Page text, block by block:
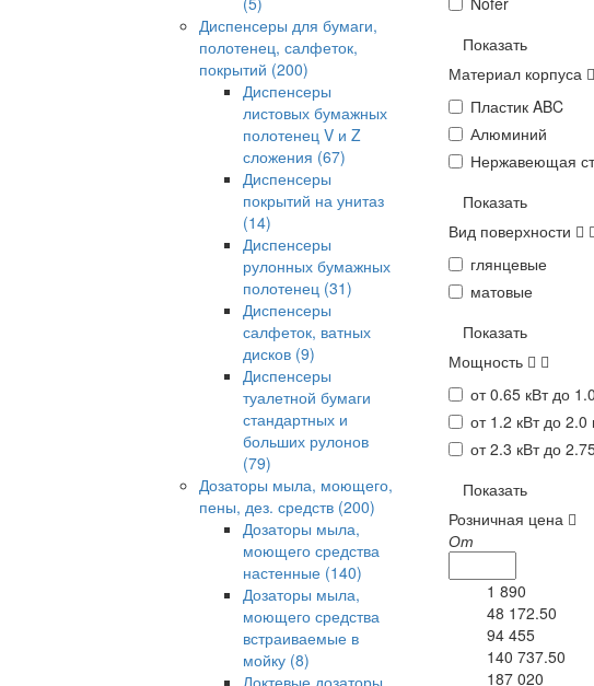
Диспенсеры для бумаги,
полотенец, салфеток,
покрытий (200)
Диспенсеры
листовых бумажных
полотенец V и Z
сложения (67)
Диспенсеры
покрытий на унитаз
(14)
Диспенсеры
рулонных бумажных
полотенец (31)
Диспенсеры
салфеток, ватных
дисков (9)
Диспенсеры
туалетной бумаги
стандартных и
больших рулонов
(79)
Дозаторы мыла, моющего,
пены, дез. средств (200)
Дозаторы мыла,
моющего средства
настенные (140)
Дозаторы мыла,
моющего средства
встраиваемые в
мойку (8)
Локтевые дозаторы
Показать
Материал корпуса
Пластик ABC
Алюминий
Нержавеющая
Показать
Вид поверхности
глянцевые
матовые
Показать
Мощность
от 0.65 кВт до
от 1.2 кВт до 2.0
от 2.3 кВт до
Показать
Розничная цена
От
1 890
48 172.50
94 455
140 737.50
187 020